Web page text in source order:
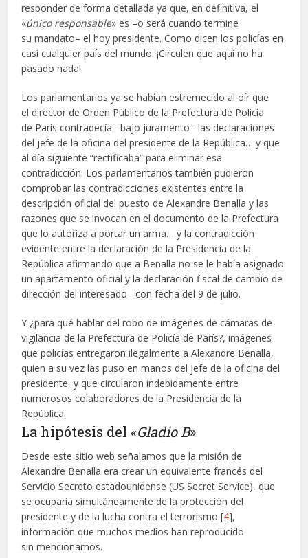
responder de forma detallada ya que, en definitiva, el
«único responsable» es –o será cuando termine
su mandato– el hoy presidente. Como dicen los policías en
casi cualquier país del mundo: ¡Circulen que aquí no ha
pasado nada!
Los parlamentarios ya se habían estremecido al oír que
el director de Orden Público de la Prefectura de Policía
de París contradecía –bajo juramento– las declaraciones
del jefe de la oficina del presidente de la República… y que
al día siguiente “rectificaba” para eliminar esa
contradicción. Los parlamentarios también pudieron
comprobar las contradicciones existentes entre la
descripción oficial del puesto de Alexandre Benalla y las
razones que se invocan en el documento de la Prefectura
que lo autoriza a portar un arma… y la contradicción
evidente entre la declaración de la Presidencia de la
República afirmando que a Benalla no se le había asignado
un apartamento oficial y la declaración fiscal de cambio de
dirección del interesado –con fecha del 9 de julio.
Y ¿para qué hablar del robo de imágenes de cámaras de
vigilancia de la Prefectura de Policía de París?, imágenes
que policías entregaron ilegalmente a Alexandre Benalla,
quien a su vez las puso en manos del jefe de la oficina del
presidente, y que circularon indebidamente entre
numerosos colaboradores de la Presidencia de la
República.
La hipótesis del «Gladio B»
Desde este sitio web señalamos que la misión de
Alexandre Benalla era crear un equivalente francés del
Servicio Secreto estadounidense (US Secret Service), que
se ocuparía simultáneamente de la protección del
presidente y de la lucha contra el terrorismo [4],
información que muchos medios han reproducido
sin mencionarnos.